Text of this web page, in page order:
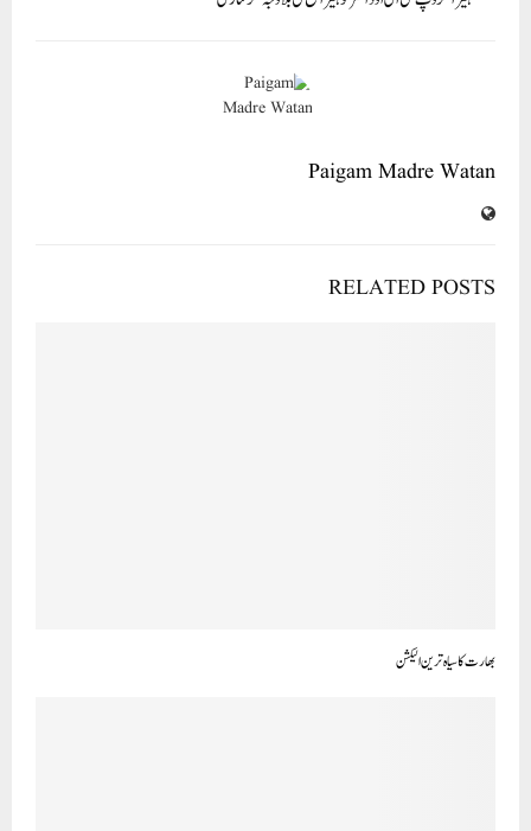
Paigam Madre Watan
RELATED POSTS
بھارت کا سیاہ ترین الیکشن